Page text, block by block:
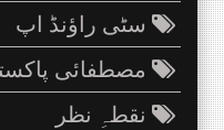
سٹی راؤنڈ اپ
مصطفائی
نقطہِ نظر